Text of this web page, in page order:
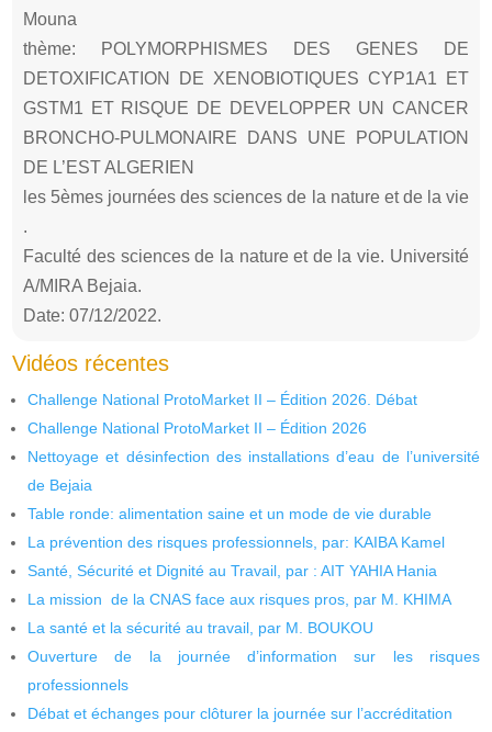
Mouna
thème: POLYMORPHISMES DES GENES DE
DETOXIFICATION DE XENOBIOTIQUES CYP1A1 ET
GSTM1 ET RISQUE DE DEVELOPPER UN CANCER
BRONCHO-PULMONAIRE DANS UNE POPULATION
DE L’EST ALGERIEN
les 5èmes journées des sciences de la nature et de la vie
.
Faculté des sciences de la nature et de la vie. Université
A/MIRA Bejaia.
Date: 07/12/2022.
Vidéos récentes
Challenge National ProtoMarket II – Édition 2026. Débat
Challenge National ProtoMarket II – Édition 2026
Nettoyage et désinfection des installations d’eau de l’université
de Bejaia
Table ronde: alimentation saine et un mode de vie durable
La prévention des risques professionnels, par: KAIBA Kamel
Santé, Sécurité et Dignité au Travail, par : AIT YAHIA Hania
La mission de la CNAS face aux risques pros, par M. KHIMA
La santé et la sécurité au travail, par M. BOUKOU
Ouverture de la journée d’information sur les risques
professionnels
Débat et échanges pour clôturer la journée sur l’accréditation